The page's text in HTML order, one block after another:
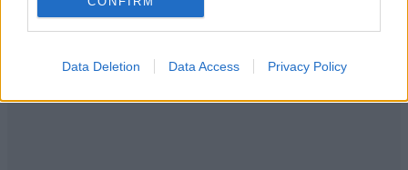
Data Deletion Data Access Privacy Policy